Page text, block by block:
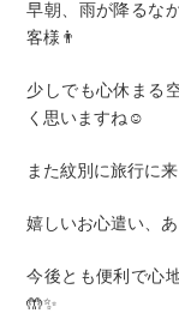
早朝、雨が降るな
客様👨
少しでも心休まる
く思いますね☺️
また紋別に旅行に
嬉しいお心遣い、
今後とも便利で心
🤲✨